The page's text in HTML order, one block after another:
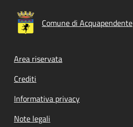
Comune di Acquapendente
Footer menu
Area riservata
Crediti
Informativa privacy
Note legali